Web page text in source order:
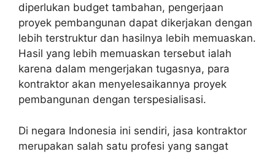
diperlukan budget tambahan, pengerjaan
proyek pembangunan dapat dikerjakan dengan
lebih terstruktur dan hasilnya lebih memuaskan.
Hasil yang lebih memuaskan tersebut ialah
karena dalam mengerjakan tugasnya, para
kontraktor akan menyelesaikannya proyek
pembangunan dengan terspesialisasi.
Di negara Indonesia ini sendiri, jasa kontraktor
merupakan salah satu profesi yang sangat